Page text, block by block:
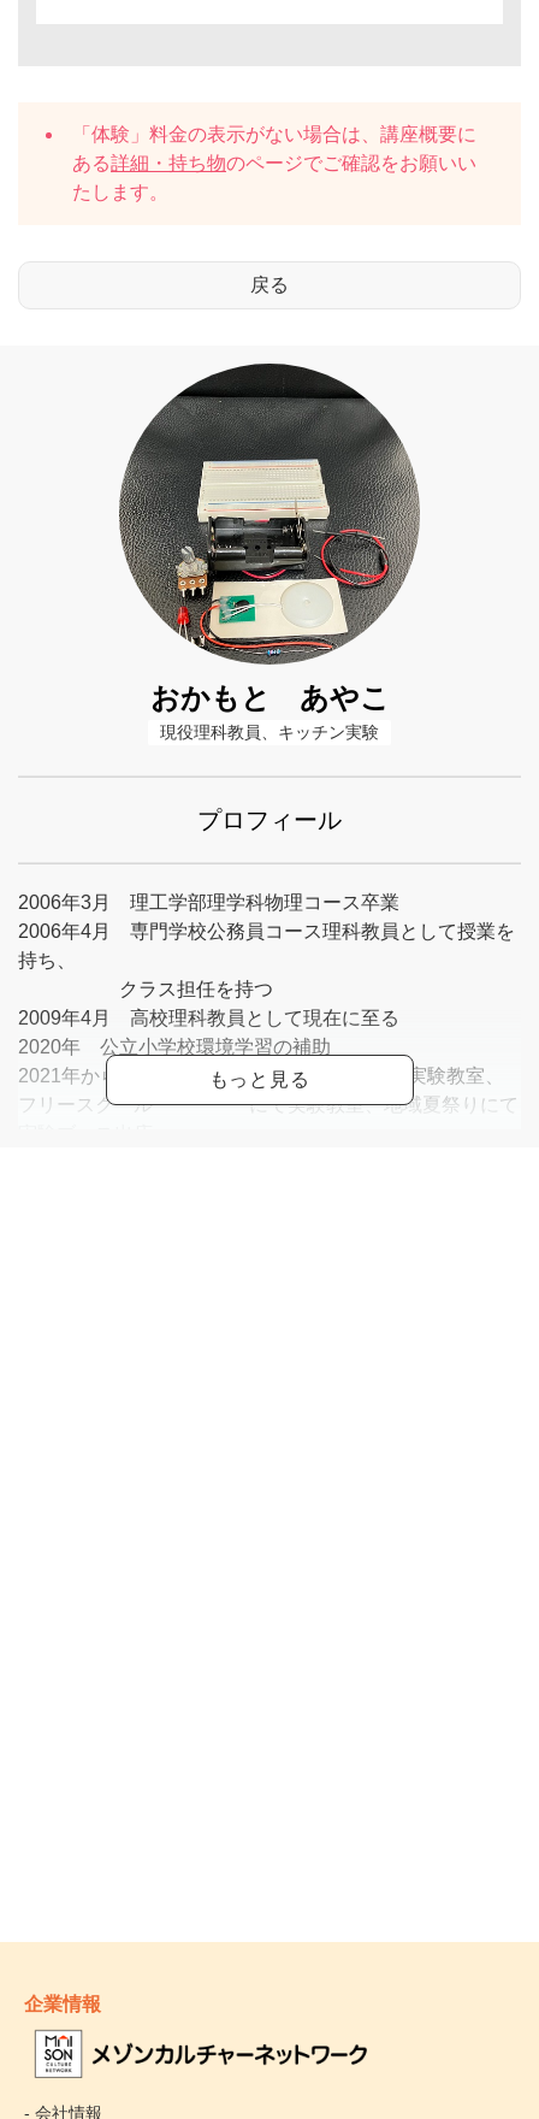
「体験」料金の表示がない場合は、講座概要に
ある詳細・持ち物のページでご確認をお願いい
たします。
おかもと あやこ
現役理科教員、キッチン実験
プロフィール
2006年3月 理工学部理学科物理コース卒業
2006年4月 専門学校公務員コース理科教員として授業を
持ち、
クラス担任を持つ
2009年4月 高校理科教員として現在に至る
2020年 公立小学校環境学習の補助
2021年から現在 自宅実験教室、オンライン実験教室、
フリースクール にて実験教室、地域夏祭りにて
企業情報
- 会社情報